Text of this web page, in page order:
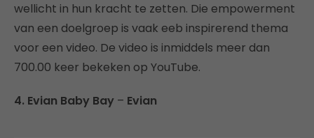
wellicht in hun kracht te zetten. Die empowerment
van een doelgroep is vaak eeb inspirerend thema
voor een video. De video is inmiddels meer dan
700.00 keer bekeken op YouTube.
4. Evian Baby Bay – Evian